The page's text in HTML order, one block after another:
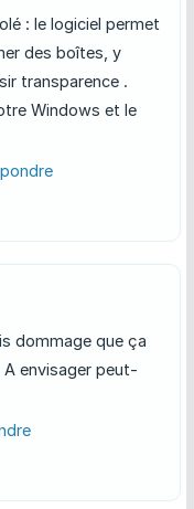
: le logiciel permet
des boîtes, y
transparence .
Windows et le
dommage que ça
envisager peut-